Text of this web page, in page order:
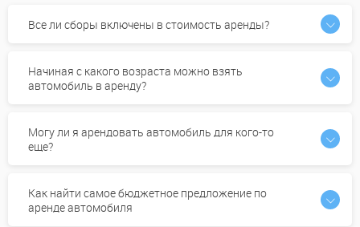
Все ли сборы включены в стоимость аренды?
Начиная с какого возраста можно взять
автомобиль в аренду?
Могу ли я арендовать автомобиль для кого-то
еще?
Как найти самое бюджетное предложение по
аренде автомобиля